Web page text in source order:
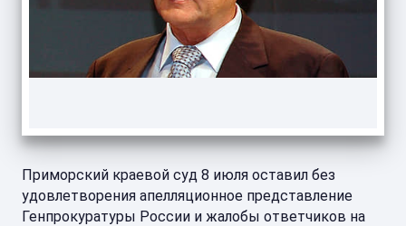
Приморский краевой суд 8 июля оставил без
удовлетворения апелляционное представление
Генпрокуратуры России и жалобы ответчиков на